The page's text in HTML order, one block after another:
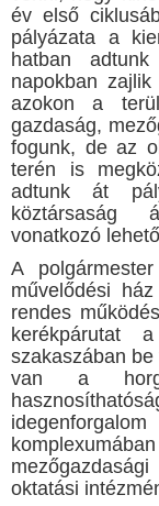
év első
pályázata a
hatban
napokban
azokon a
gazdaság,
fogunk, de az
terén is
adtunk át
köztársaság
vonatkozó
A
művelődési
rendes
kerékpárutat
szakaszában
van a
oktatási